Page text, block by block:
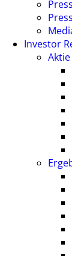
Investor
Aktie